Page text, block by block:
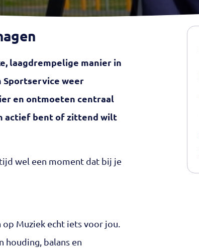
laagdrempelige manier in
Sportservice weer
en ontmoeten centraal
actief bent of zittend wilt
wel een moment dat bij je
Muziek echt iets voor jou.
houding, balans en